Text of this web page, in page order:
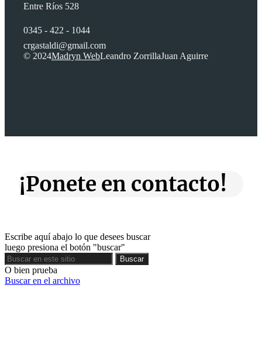
Entre Ríos 528
0345 - 422 - 1044
crgastaldi@gmail.com
© 2024Madryn WebLeandro ZorrillaJuan Aguirre
¡Ponete en contacto!
Escribe aquí abajo lo que desees buscar
luego presiona el botón "buscar"
Buscar
Buscar
O bien prueba
Buscar en el archivo